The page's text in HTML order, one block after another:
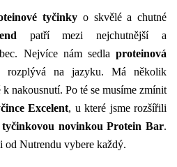
tyčinky o skvělé a chutné
patří mezi nejchutnější a
Nejvíce nám sedla proteinová
rozplývá na jazyku. Má několik
nakousnutí. Po té se musíme zmínit
Excelent, u které jsme rozšířili
tyčinkovou novinkou Protein Bar.
od Nutrendu vybere každý.